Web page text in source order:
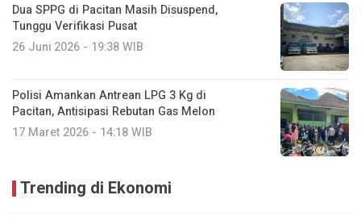
Dua SPPG di Pacitan Masih Disuspend,
Tunggu Verifikasi Pusat
26 Juni 2026 - 19:38 WIB
Polisi Amankan Antrean LPG 3 Kg di
Pacitan, Antisipasi Rebutan Gas Melon
17 Maret 2026 - 14:18 WIB
Trending di Ekonomi